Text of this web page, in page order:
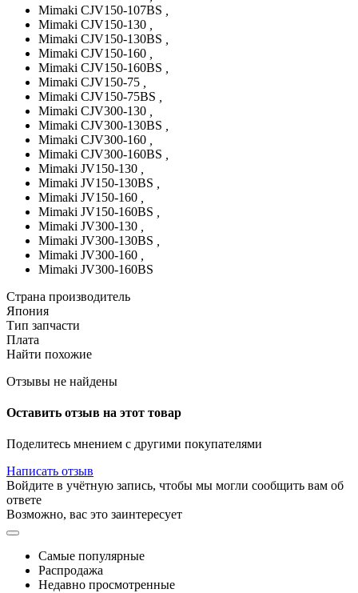
Mimaki CJV150-107BS
Mimaki CJV150-130
Mimaki CJV150-130BS
Mimaki CJV150-160
Mimaki CJV150-160BS
Mimaki CJV150-75
Mimaki CJV150-75BS
Mimaki CJV300-130
Mimaki CJV300-130BS
Mimaki CJV300-160
Mimaki CJV300-160BS
Mimaki JV150-130
Mimaki JV150-130BS
Mimaki JV150-160
Mimaki JV150-160BS
Mimaki JV300-130
Mimaki JV300-130BS
Mimaki JV300-160
Mimaki JV300-160BS
Страна производитель
Япония
Тип запчасти
Плата
Найти похожие
Отзывы не найдены
Оставить отзыв на этот товар
Поделитесь мнением с другими покупателями
Написать отзыв
Войдите в учётную запись, чтобы мы могли сообщить вам об
ответе
Возможно, вас это заинтересует
Самые популярные
Распродажа
Недавно просмотренные